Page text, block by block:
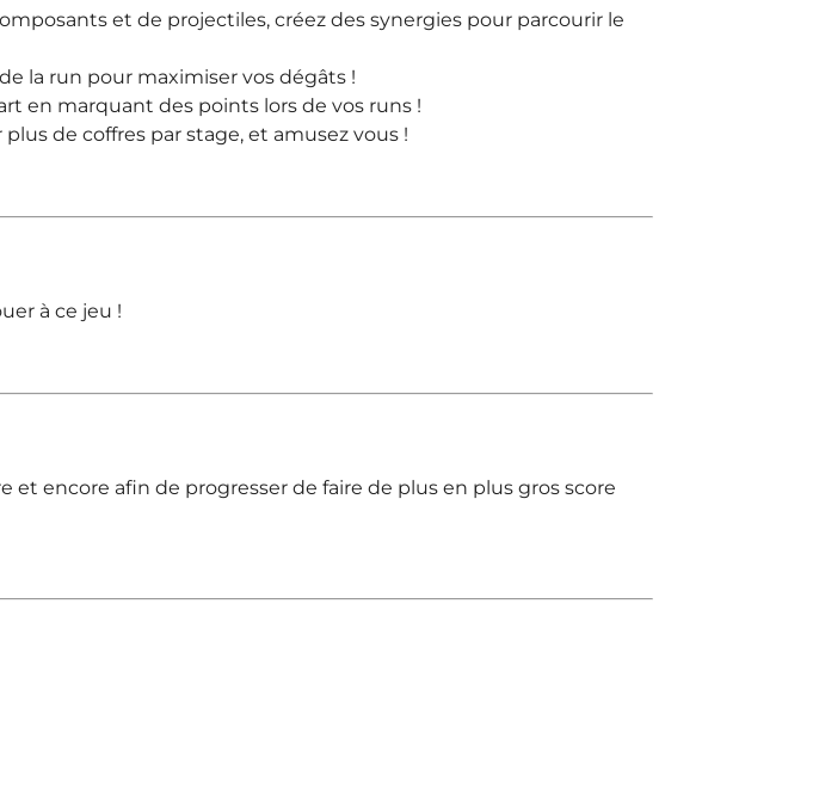
et de projectiles, créez des synergies pour parcourir le
la run pour maximiser vos dégâts !
en marquant des points lors de vos runs !
de coffres par stage, et amusez vous !
à ce jeu !
et encore afin de progresser de faire de plus en plus gros score